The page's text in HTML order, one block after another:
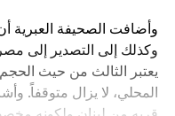
وأضافت الصحيفة العبرية
وكذلك إلى التصدير إلى
المحلي، لا يزال متوقفاً.